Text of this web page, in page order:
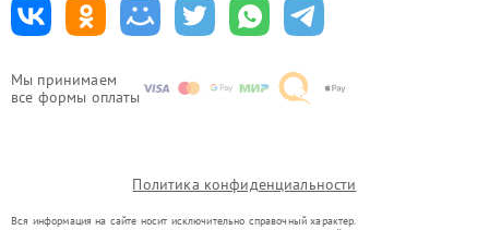
Мы принимаем
все формы оплаты
Политика конфиденциальности
Вся информация на сайте носит исключительно справочный характер.